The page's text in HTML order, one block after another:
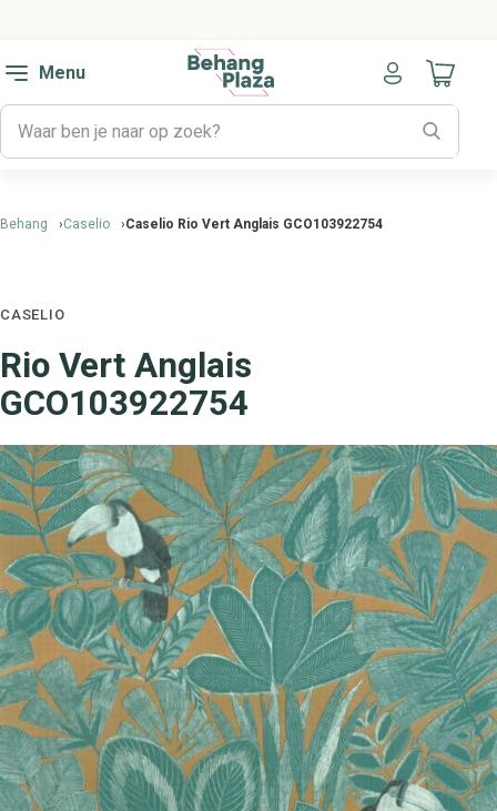
Menu
Naar
Behang Caselio Caselio Rio Vert Anglais GCO103922754
CASELIO
Rio Vert Anglais
GCO103922754